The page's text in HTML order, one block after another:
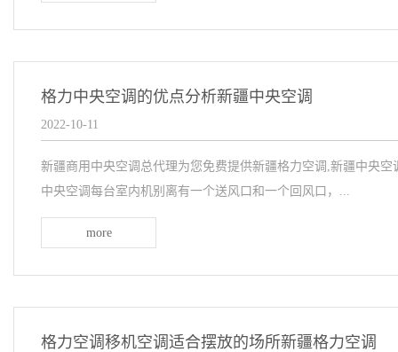
格力中央空调的优点分析新疆中央空调
2022-10-11
新疆商用中央空调总代理为您免费提供新疆格力空调,新疆中央
中央空调每台室内机别离有一个送风口和一个回风口，...
more
格力空调移机空调适合摆放的场所新疆格力空调